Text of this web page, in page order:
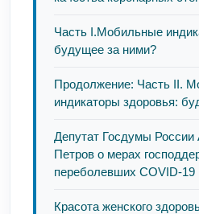
Часть I.Мобильные
будущее за ними?
Продолжение: Часть II.
индикаторы здоровья:
Депутат Госдумы России
Петров о мерах
переболевших COVID-19
Красота женского